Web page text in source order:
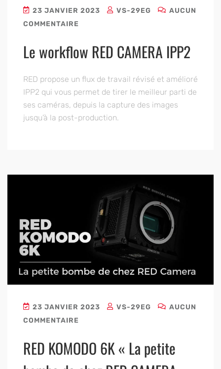
23 JANVIER 2023 VS-29EG
AUCUN
COMMENTAIRE
Le workflow RED CAMERA IPP2
RED propose un flux de travail révisé et amélioré
IPP2 qui vous permet de tirer le meilleur parti de
ses caméras, depuis la capture des images
jusqu’à la post-production.
23 JANVIER 2023 VS-29EG
AUCUN
COMMENTAIRE
RED KOMODO 6K « La petite